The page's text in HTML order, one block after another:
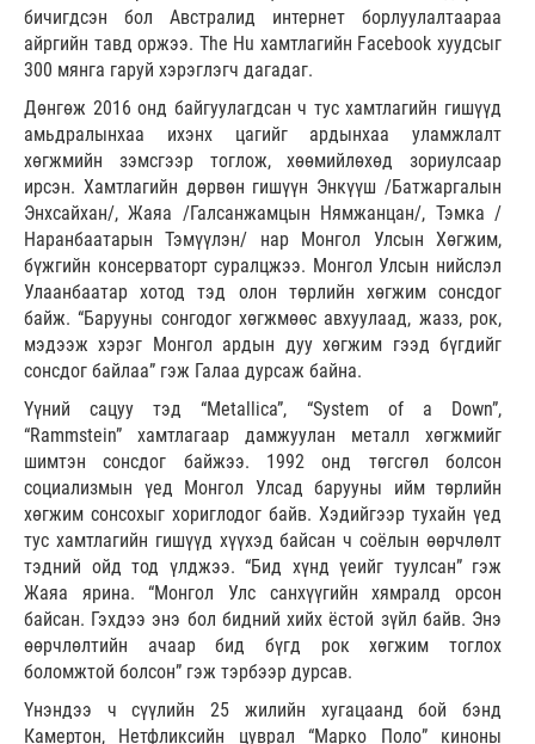
бичигдсэн бол Австралид интернет борлуулалтаараа
айргийн тавд оржээ. The Hu хамтлагийн Facebook хуудсыг
300 мянга гаруй хэрэглэгч дагадаг.
Дөнгөж 2016 онд байгуулагдсан ч тус хамтлагийн гишүүд
амьдралынхаа ихэнх цагийг ардынхаа уламжлалт
хөгжмийн зэмсгээр тоглож, хөөмийлөхөд зориулсаар
ирсэн. Хамтлагийн дөрвөн гишүүн Энкүүш /Батжаргалын
Энхсайхан/, Жаяа /Галсанжамцын Нямжанцан/, Тэмка /
Наранбаатарын Тэмүүлэн/ нар Монгол Улсын Хөгжим,
бүжгийн консерваторт суралцжээ. Монгол Улсын нийслэл
Улаанбаатар хотод тэд олон төрлийн хөгжим сонсдог
байж. “Барууны сонгодог хөгжмөөс авхуулаад, жазз, рок,
мэдээж хэрэг Монгол ардын дуу хөгжим гээд бүгдийг
сонсдог байлаа” гэж Галаа дурсаж байна.
Үүний сацуу тэд “Metallica”, “System of a Down”,
“Rammstein” хамтлагаар дамжуулан металл хөгжмийг
шимтэн сонсдог байжээ. 1992 онд төгсгөл болсон
социализмын үед Монгол Улсад барууны ийм төрлийн
хөгжим сонсохыг хориглодог байв. Хэдийгээр тухайн үед
тус хамтлагийн гишүүд хүүхэд байсан ч соёлын өөрчлөлт
тэдний ойд тод үлджээ. “Бид хүнд үеийг туулсан” гэж
Жаяа ярина. “Монгол Улс санхүүгийн хямралд орсон
байсан. Гэхдээ энэ бол бидний хийх ёстой зүйл байв. Энэ
өөрчлөлтийн ачаар бид бүгд рок хөгжим тоглох
боломжтой болсон” гэж тэрбээр дурсав.
Үнэндээ ч сүүлийн 25 жилийн хугацаанд бой бэнд
Камертон, Нетфликсийн цуврал “Марко Поло” киноны